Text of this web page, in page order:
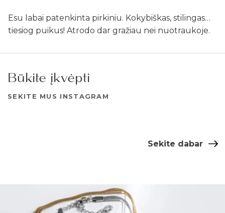
Esu labai patenkinta pirkiniu. Kokybiškas, stilingas…
tiesiog puikus! Atrodo dar gražiau nei nuotraukoje.
Būkite įkvėpti
SEKITE MUS INSTAGRAM
Sekite dabar